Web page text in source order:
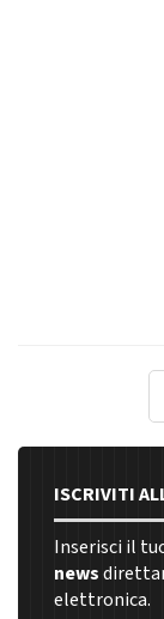
ISCRIVITI
Inserisci il
news
elettronica.